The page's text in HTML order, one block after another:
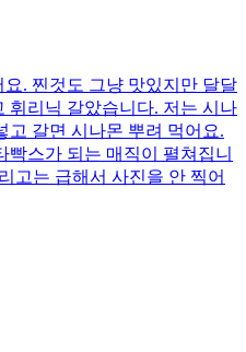
. 찐것도 그냥 맛있지만 달달
휘리닉 갈았습니다. 저는 시나
고 갈면 시나몬 뿌려 먹어요.
빡스가 되는 매직이 펼쳐집니
고는 급해서 사진을 안 찍어